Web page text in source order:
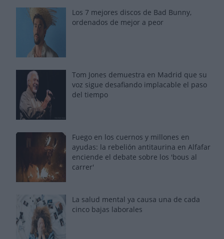
Los 7 mejores discos de Bad Bunny,
ordenados de mejor a peor
Tom Jones demuestra en Madrid que su
voz sigue desafiando implacable el paso
del tiempo
Fuego en los cuernos y millones en
ayudas: la rebelión antitaurina en Alfafar
enciende el debate sobre los 'bous al
carrer'
La salud mental ya causa una de cada
cinco bajas laborales